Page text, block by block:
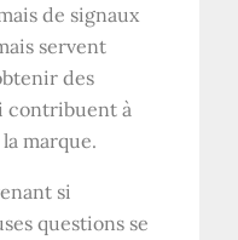
de signaux
servent
des
contribuent à
marque.
si
questions se